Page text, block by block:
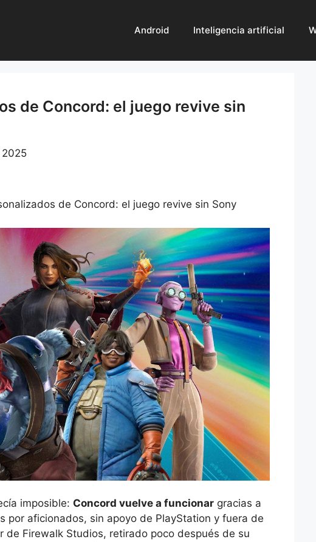
Android Inteligencia artificial
de Concord: el juego revive sin
2025
de Concord: el juego revive sin Sony
imposible: Concord vuelve a funcionar gracias a
por aficionados, sin apoyo de PlayStation y fuera de
de Firewalk Studios, retirado poco después de su